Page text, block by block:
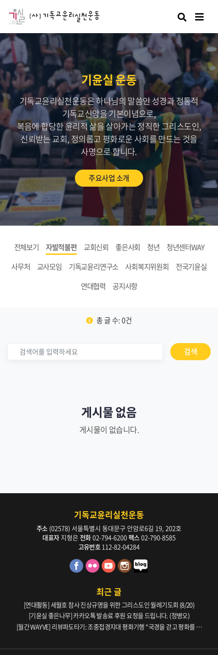
검색
기윤실 운동
기독교윤리실천운동은 하나님의 말씀인 성경과 정통적
기독교신앙을 기본이념으로,
복음에 합당한 윤리적 삶을 살아가는 정직한 그리스도인,
신뢰받는 교회, 정의롭고 평화로운 사회를 만드는 것을
사명으로 합니다.
주요사업 소개
전체보기 자발적불편 교회신뢰 좋은사회 청년
청년센터WAY
사무처
교사모임 기독교윤리연구소 사회복지위원회
전국기윤실
연대협력
공지사항
총 글 수: 0건
검색
게시물 없음
게시물이 없습니다.
기독교윤리실천운동
주소 (02578) 서울특별시 동대문구 안암로6길 19, 202호
대표자지형은 전화02-794-6200팩스 02-790-8585
고유번호 112-82-04284
최근 글
[연대활동] 세월호 참사 진상규명을 위한 그리스도인 월례기도회 (8/20)
[기윤실 좋은나무] 카카오톡 발송료 후원 요청을 드립니다. (정병오)
[월간 WAYVE] 리뷰파도타기: 조중접경지대 평화기행 “국경을 걷고 평화를 생